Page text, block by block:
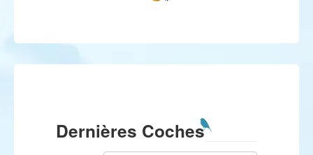
Dernières Coches